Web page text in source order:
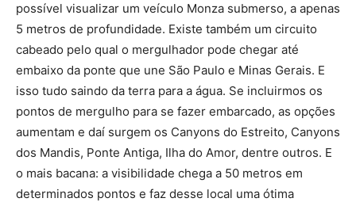
possível visualizar um veículo Monza submerso, a apenas
5 metros de profundidade. Existe também um circuito
cabeado pelo qual o mergulhador pode chegar até
embaixo da ponte que une São Paulo e Minas Gerais. E
isso tudo saindo da terra para a água. Se incluirmos os
pontos de mergulho para se fazer embarcado, as opções
aumentam e daí surgem os Canyons do Estreito, Canyons
dos Mandis, Ponte Antiga, Ilha do Amor, dentre outros. E
o mais bacana: a visibilidade chega a 50 metros em
determinados pontos e faz desse local uma ótima